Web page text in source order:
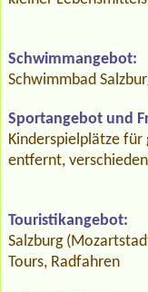
Schwimmangebot:
Schwimmbad
Sportangebot und
Kinderspielplätze
entfernt,
Touristikangebot:
Salzburg
Tours, Radfahren